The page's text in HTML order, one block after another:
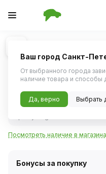
1/1
Смазка
HG5509 140г
Нет в наличии
Нет в наличии
Посмотреть наличие в
Бонусы за покупку
Ваш город Санкт-
От выбранного города
наличие товара и способы
Да, верно Выбрать